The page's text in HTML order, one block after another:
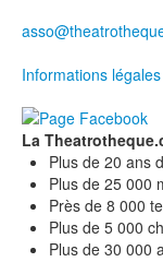
Informations légales
La
Plus de 20 ans
Plus de 25 000
Près de 8 000
Plus de 5 000
Plus de 30 000